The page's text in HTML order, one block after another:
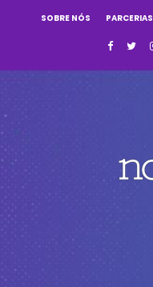
SOBRE NÓS PARCERIAS